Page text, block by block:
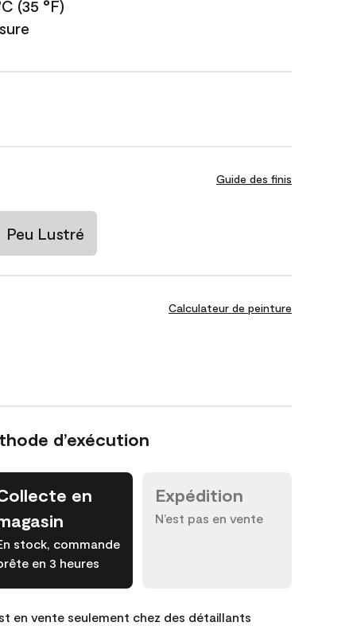
(35 °F)
Guide des finis
Peu Lustré
Calculateur de peinture
d’exécution
en
stock, commande
en 3 heures
Expédition
N’est pas en vente
en vente seulement chez des détaillants